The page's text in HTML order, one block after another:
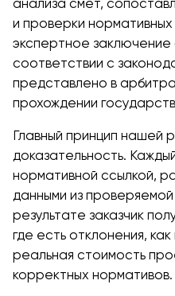
анализа смет,
и проверки
экспертное
соответствии с
представлено в
прохождении
Главный принцип нашей
доказательность.
нормативной ссылкой,
данными из
результате заказчик
где есть отклонения,
реальная стоимость
корректных нормативов.